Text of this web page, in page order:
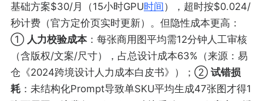
基础方案$30/月（15小时GPU时间），超时按$0.024/
秒计费（官方定价页实时更新）。但隐性成本更高：
① 人力校验成本：每张商用图平均需12分钟人工审核
（含版权/文案/尺寸），占总设计成本63%（来源：易
仓《2024跨境设计人力成本白皮书》）；② 试错损
耗：未结构化Prompt导致单SKU平均生成47张图才得1